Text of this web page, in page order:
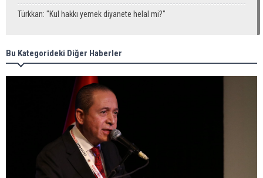
Türkkan: "Kul hakkı yemek diyanete helal mi?"
Bu Kategorideki Diğer Haberler